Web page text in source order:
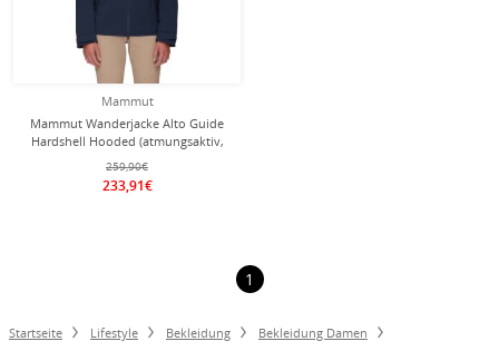
Mammut
Mammut Wanderjacke Alto Guide
Hardshell Hooded (atmungsaktiv,
wasserdicht, PFC-frei) marineblau
Damen
259,90€
233,91€
1
Startseite Lifestyle Bekleidung
Bekleidung Damen